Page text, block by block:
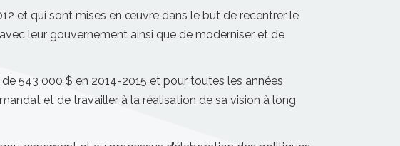
et qui sont mises en œuvre dans le but de recentrer le
leur gouvernement ainsi que de moderniser et de
543 000 $ en 2014-2015 et pour toutes les années
et de travailler à la réalisation de sa vision à long